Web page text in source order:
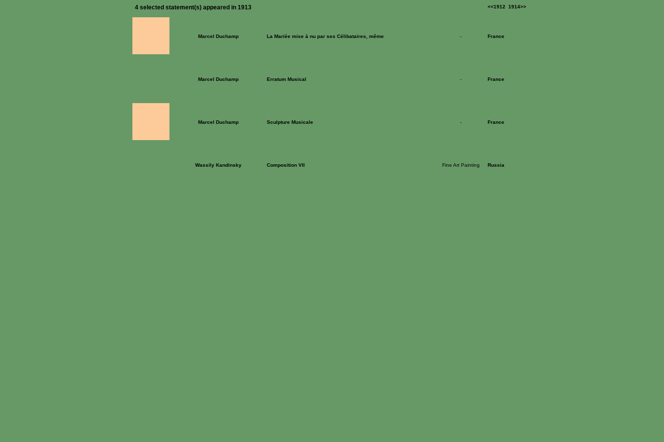
4 selected statement(s) appeared in 1913 <<1912 1914>>
Marcel Duchamp La Mariée mise à nu par ses Célibataires, même - France
Marcel Duchamp Erratum Musical - France
Marcel Duchamp Sculpture Musicale - France
Wassily Kandinsky Composition VII Fine Art Painting Russia